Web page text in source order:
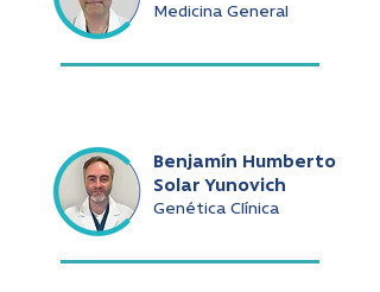
Medicina General
Benjamín Humberto
Solar Yunovich
Genética Clínica